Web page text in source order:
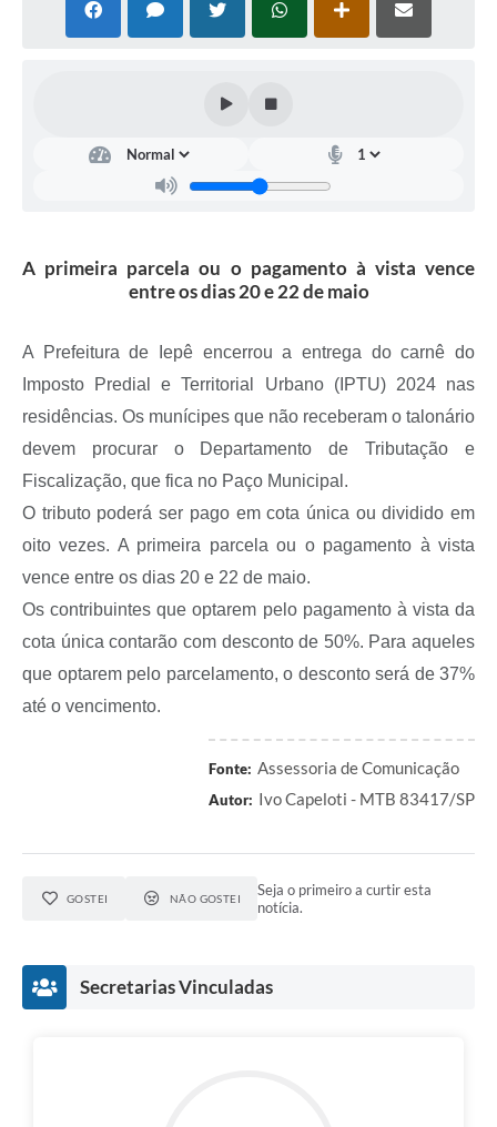
Coleta de Sugestões
Links
Serviços Online
A Prefeitura
Serviço de Informação ao Cidadão (SIC)
A primeira parcela ou o pagamento à vista vence
entre os dias 20 e 22 de maio
A Prefeitura de Iepê encerrou a entrega do carnê do
Imposto Predial e Territorial Urbano (IPTU) 2024 nas
residências. Os munícipes que não receberam o talonário
devem procurar o Departamento de Tributação e
Fiscalização, que fica no Paço Municipal.
O tributo poderá ser pago em cota única ou dividido em
oito vezes. A primeira parcela ou o pagamento à vista
vence entre os dias 20 e 22 de maio.
Os contribuintes que optarem pelo pagamento à vista da
cota única contarão com desconto de 50%. Para aqueles
que optarem pelo parcelamento, o desconto será de 37%
até o vencimento.
Fonte: Assessoria de Comunicação
Autor: Ivo Capeloti - MTB 83417/SP
GOSTEI NÃO GOSTEI
Seja o primeiro a curtir esta
notícia.
Secretarias Vinculadas